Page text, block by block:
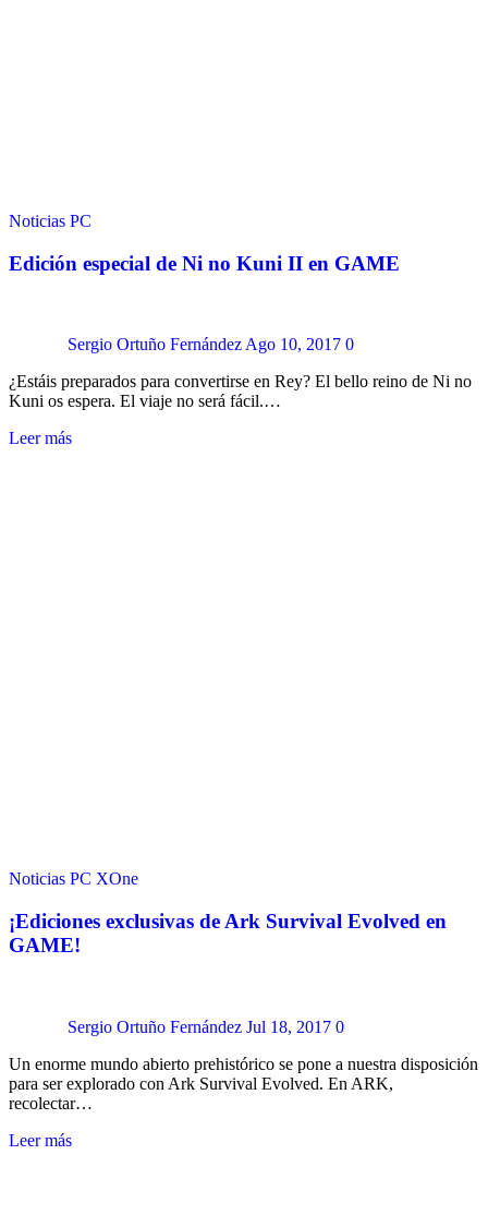
Noticias PC
Edición especial de Ni no Kuni II en GAME
Sergio Ortuño Fernández Ago 10, 2017 0
¿Estáis preparados para convertirse en Rey? El bello reino de Ni no
Kuni os espera. El viaje no será fácil.…
Leer más
Noticias PC XOne
¡Ediciones exclusivas de Ark Survival Evolved en
GAME!
Sergio Ortuño Fernández Jul 18, 2017 0
Un enorme mundo abierto prehistórico se pone a nuestra disposición
para ser explorado con Ark Survival Evolved. En ARK,
recolectar…
Leer más